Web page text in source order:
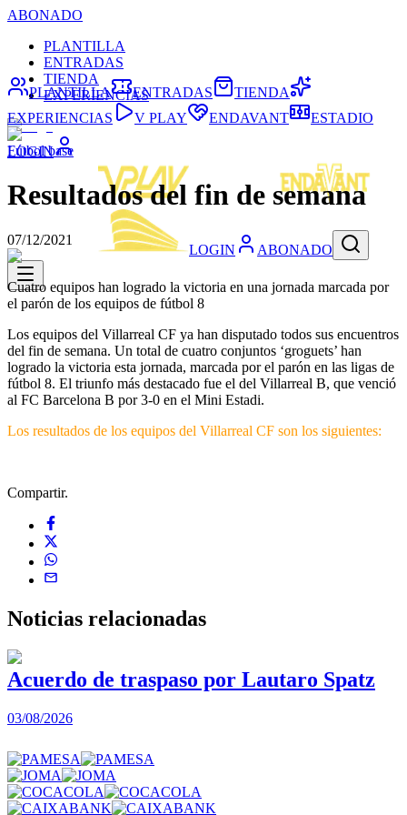
ABONADO
PLANTILLA
ENTRADAS
TIENDA
EXPERIENCIAS
LOGIN
LOGIN ABONADO
PLANTILLA ENTRADAS
TIENDA
EXPERIENCIAS
V PLAY ENDAVANT ESTADIO
Fútbol base
Resultados del fin de semana
07/12/2021
Cuatro equipos han logrado la victoria en una jornada marcada por
el parón de los equipos de fútbol 8
Los equipos del Villarreal CF ya han disputado todos sus encuentros
del fin de semana. Un total de cuatro conjuntos ‘groguets’ han
logrado la victoria esta jornada, marcada por el parón en las ligas de
fútbol 8. El triunfo más destacado fue el del Villarreal B, que venció
al FC Barcelona B por 3-0 en el Mini Estadi.
Los resultados de los equipos del Villarreal CF son los siguientes:
Compartir.
Noticias relacionadas
Acuerdo de traspaso por Lautaro Spatz
03/08/2026